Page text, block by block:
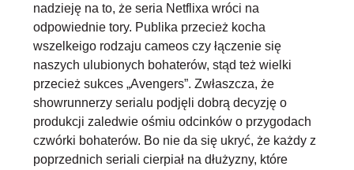
nadzieję na to, że seria Netflixa wróci na
odpowiednie tory. Publika przecież kocha
wszelkeigo rodzaju cameos czy łączenie się
naszych ulubionych bohaterów, stąd też wielki
przecież sukces „Avengers”. Zwłaszcza, że
showrunnerzy serialu podjęli dobrą decyzję o
produkcji zaledwie ośmiu odcinków o przygodach
czwórki bohaterów. Bo nie da się ukryć, że każdy z
poprzednich seriali cierpiał na dłużyzny, które